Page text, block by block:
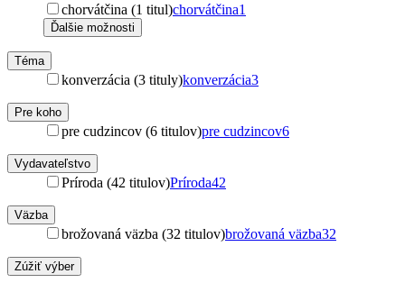
chorvátčina (1 titul)chorvátčina1
Ďalšie možnosti
Téma
konverzácia (3 tituly)konverzácia3
Pre koho
pre cudzincov (6 titulov)pre cudzincov6
Vydavateľstvo
Príroda (42 titulov)Príroda42
Väzba
brožovaná väzba (32 titulov)brožovaná väzba32
Zúžiť výber